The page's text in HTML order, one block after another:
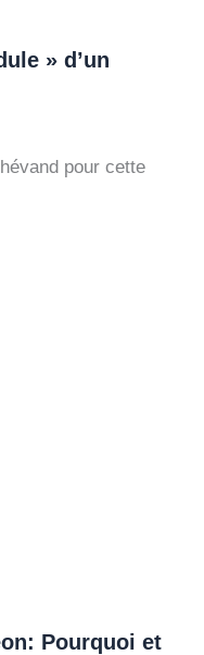
» d’un
pour cette
Pourquoi et